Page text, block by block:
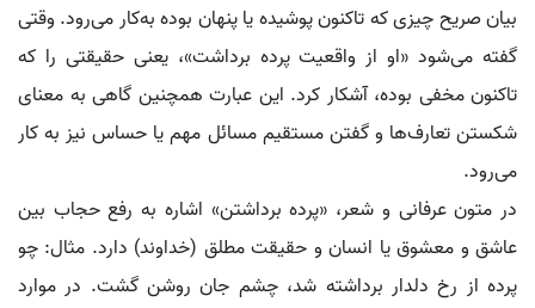
بیان صریح چیزی که تاکنون پوشیده یا پنهان بوده به‌کار می‌رود. وقتی
گفته می‌شود «او از واقعیت پرده برداشت»، یعنی حقیقتی را که
تاکنون مخفی بوده، آشکار کرد. این عبارت همچنین گاهی به معنای
شکستن تعارف‌ها و گفتن مستقیم مسائل مهم یا حساس نیز به کار
می‌رود.
در متون عرفانی و شعر، «پرده برداشتن» اشاره به رفع حجاب بین
عاشق و معشوق یا انسان و حقیقت مطلق (خداوند) دارد. مثال: چو
پرده از رخ دلدار برداشته شد، چشم جان روشن گشت. در موارد